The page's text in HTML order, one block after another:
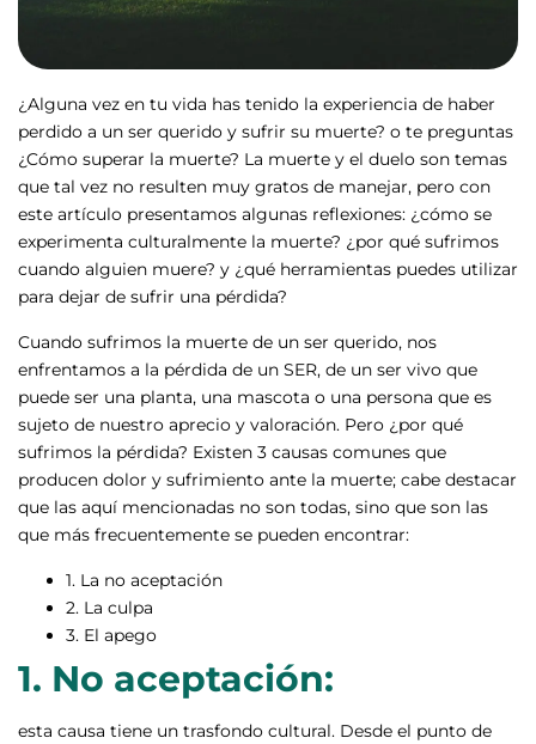
¿Alguna vez en tu vida has tenido la experiencia de haber
perdido a un ser querido y sufrir su muerte? o te preguntas
¿Cómo superar la muerte? La muerte y el duelo son temas
que tal vez no resulten muy gratos de manejar, pero con
este artículo presentamos algunas reflexiones: ¿cómo se
experimenta culturalmente la muerte? ¿por qué sufrimos
cuando alguien muere? y ¿qué herramientas puedes utilizar
para dejar de sufrir una pérdida?
Cuando sufrimos la muerte de un ser querido, nos
enfrentamos a la pérdida de un SER, de un ser vivo que
puede ser una planta, una mascota o una persona que es
sujeto de nuestro aprecio y valoración. Pero ¿por qué
sufrimos la pérdida? Existen 3 causas comunes que
producen dolor y sufrimiento ante la muerte; cabe destacar
que las aquí mencionadas no son todas, sino que son las
que más frecuentemente se pueden encontrar:
1. La no aceptación
2. La culpa
3. El apego
1. No aceptación:
esta causa tiene un trasfondo cultural. Desde el punto de